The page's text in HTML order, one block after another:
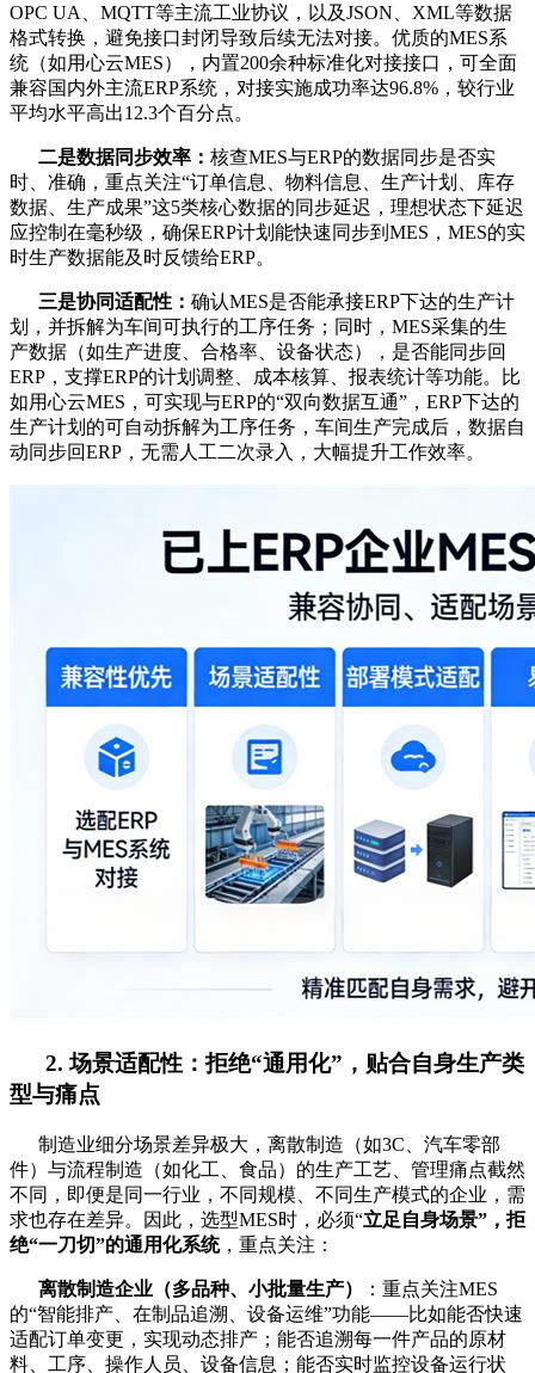
OPC UA、MQTT等主流工业协议，以及JSON、XML等数据
格式转换，避免接口封闭导致后续无法对接。优质的MES系
统（如用心云MES），内置200余种标准化对接接口，可全面
兼容国内外主流ERP系统，对接实施成功率达96.8%，较行业
平均水平高出12.3个百分点。
二是数据同步效率： 核查MES与ERP的数据同步是否实
时、准确，重点关注“订单信息、物料信息、生产计划、库存
数据、生产成果”这5类核心数据的同步延迟，理想状态下延迟
应控制在毫秒级，确保ERP计划能快速同步到MES，MES的实
时生产数据能及时反馈给ERP。
三是协同适配性： 确认MES是否能承接ERP下达的生产计
划，并拆解为车间可执行的工序任务；同时，MES采集的生
产数据（如生产进度、合格率、设备状态），是否能同步回
ERP，支撑ERP的计划调整、成本核算、报表统计等功能。比
如用心云MES，可实现与ERP的“双向数据互通”，ERP下达的
生产计划的可自动拆解为工序任务，车间生产完成后，数据自
动同步回ERP，无需人工二次录入，大幅提升工作效率。
2. 场景适配性：拒绝“通用化”，贴合自身生产类
型与痛点
制造业细分场景差异极大，离散制造（如3C、汽车零部
件）与流程制造（如化工、食品）的生产工艺、管理痛点截然
不同，即便是同一行业，不同规模、不同生产模式的企业，需
求也存在差异。因此，选型MES时，必须“立足自身场景”，拒
绝“一刀切”的通用化系统，重点关注：
离散制造企业（多品种、小批量生产）
：重点关注MES
的“智能排产、在制品追溯、设备运维”功能——比如能否快速
适配订单变更，实现动态排产；能否追溯每一件产品的原材
料、工序、操作人员、设备信息；能否实时监控设备运行状